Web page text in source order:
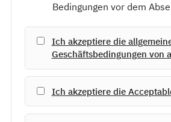
Bedingungen vor dem
Ich akzeptiere die
Geschäftsbedingungen von
Ich akzeptiere die